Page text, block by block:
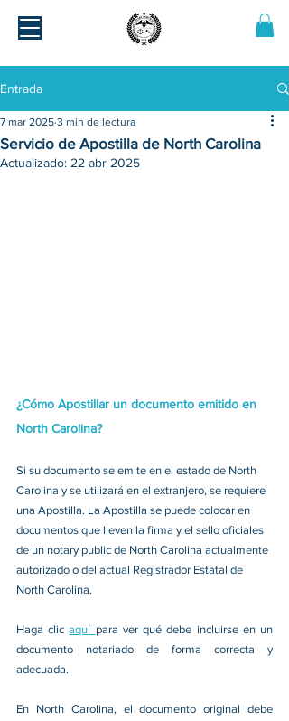
Entrada
Servicio de Apostilla de North Carolina
7 mar 2025 3 min de lectura
Actualizado: 22 abr 2025
¿Cómo Apostillar un documento emitido en
North Carolina?
Si su documento se emite en el estado de North
Carolina y se utilizará en el extranjero, se requiere
una Apostilla. La Apostilla se puede colocar en
documentos que lleven la firma y el sello oficiales
de un notary public de North Carolina actualmente
autorizado o del actual Registrador Estatal de
North Carolina.
Haga clic aquí para ver qué debe incluirse en un
documento notariado de forma correcta y
adecuada.
En North Carolina, el documento original debe